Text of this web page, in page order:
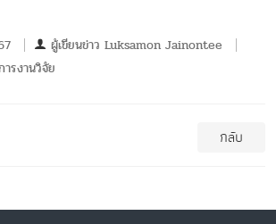
ผู้เขียนข่าว Luksamon Jainontee
รงานวิจัย
กลับ